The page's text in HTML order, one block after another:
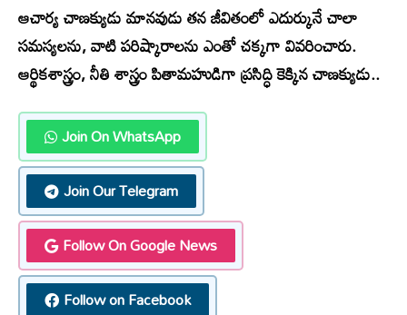
ఆచార్య చాణక్యుడు మానవుడు తన జీవితంలో ఎదుర్కునే చాలా
సమస్యలను, వాటి పరిష్కారాలను ఎంతో చక్కగా వివరించారు.
ఆర్థికశాస్త్రం, నీతి శాస్త్రం పితామహుడిగా ప్రసిద్ధి కెక్కిన చాణక్యుడు..
Join On WhatsApp
Join Our Telegram
Follow On Google News
Follow on Facebook